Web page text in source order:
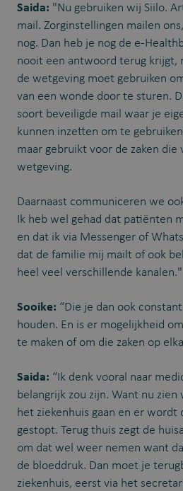
Saida: "Nu gebruiken wij Siilo.
mail. Zorginstellingen mailen
nog. Dan heb je nog de e-
nooit een antwoord terug krijgt,
de wetgeving moet gebruiken
van een wonde door te sturen.
soort beveiligde mail waar je
kunnen inzetten om te
maar gebruikt voor de zaken die
wetgeving.
Daarnaast communiceren we
Ik heb wel gehad dat patiënten
en dat ik via Messenger of
dat de familie mij mailt of ook
heel veel verschillende kanalen."
Sooike: “Die je dan ook
houden. En is er mogelijkheid
te maken of om die zaken op
Saida: “Ik denk vooral naar
belangrijk zou zijn. Want nu
het ziekenhuis gaan en er wordt
gestopt. Terug thuis zegt de
om dat wel weer nemen want
de bloeddruk. Dan moet je
ziekenhuis, eerst via het